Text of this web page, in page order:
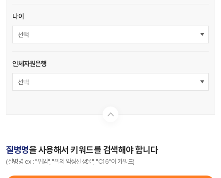
나이
선택
인체자원은행
선택
질병명을 사용해서 키워드를 검색해야 합니다
(질병명 ex : "위암", "위의 악성신생물", "C16"이 키워드)